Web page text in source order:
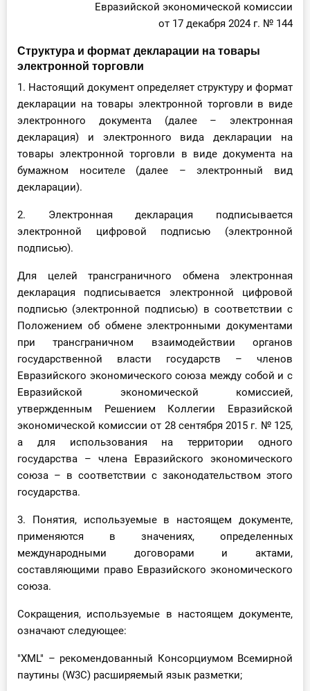
Тестирование дляЕвразийской экономической комиссии
от 17 декабря 2024 г. № 144
Структура и формат декларации на товары
электронной торговли
1. Настоящий документ определяет структуру и формат
декларации на товары электронной торговли в виде
электронного документа (далее – электронная
декларация) и электронного вида декларации на
товары электронной торговли в виде документа на
бумажном носителе (далее – электронный вид
декларации).
2. Электронная декларация подписывается
электронной цифровой подписью (электронной
подписью).
Для целей трансграничного обмена электронная
декларация подписывается электронной цифровой
подписью (электронной подписью) в соответствии с
Положением об обмене электронными документами
при трансграничном взаимодействии органов
государственной власти государств – членов
Евразийского экономического союза между собой и с
Евразийской экономической комиссией,
утвержденным Решением Коллегии Евразийской
экономической комиссии от 28 сентября 2015 г. № 125,
а для использования на территории одного
государства – члена Евразийского экономического
союза – в соответствии с законодательством этого
государства.
3. Понятия, используемые в настоящем документе,
применяются в значениях, определенных
международными договорами и актами,
составляющими право Евразийского экономического
союза.
Сокращения, используемые в настоящем документе,
означают следующее:
"XML" – рекомендованный Консорциумом Всемирной
паутины (W3C) расширяемый язык разметки;